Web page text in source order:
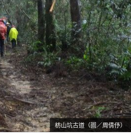
枋山坑古道（圖／周倩伃）